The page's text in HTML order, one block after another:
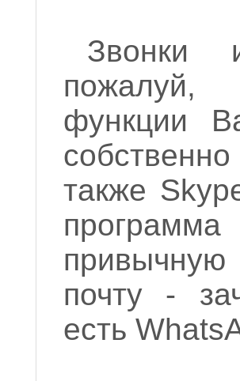
Звонки
функции
также
почту -
есть